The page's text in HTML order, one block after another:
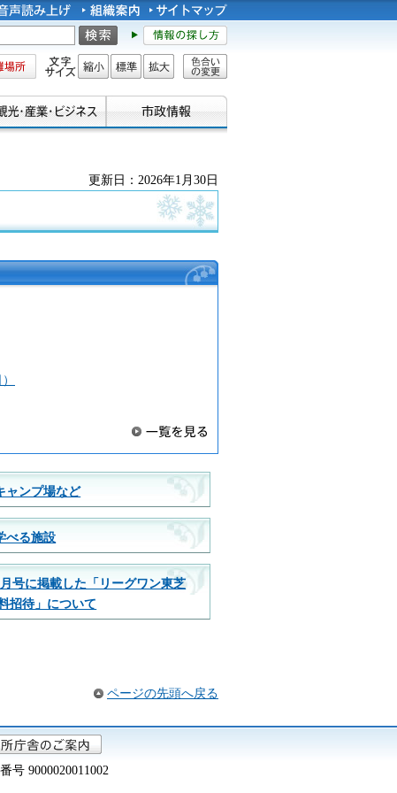
文字サイズ
縮小 標準 拡大
色合い
更新日：2026年1月30日
ャンプ場など
べる施設
号に掲載した「リーグワン東芝
招待」について
ページの先頭へ戻る
9000020011002